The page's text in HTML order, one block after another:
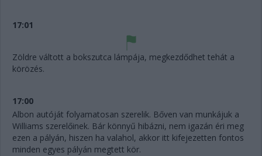
17:01
Zöldre váltott a bokszutca lámpája, megkezdődhet tehát a
körözés.
17:00
Albon autóját folyamatosan szerelik. Bőven van munkájuk a
Williams szerelőinek. Bár könnyű hibázni, nem igazán éri meg
ezen a pályán, hiszen ha valahol, akkor itt kifejezetten fontos
minden egyes pályán megtett kör.